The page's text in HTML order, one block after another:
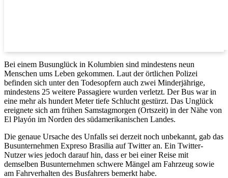
Bei einem Busunglück in Kolumbien sind mindestens neun
Menschen ums Leben gekommen. Laut der örtlichen Polizei
befinden sich unter den Todesopfern auch zwei Minderjährige,
mindestens 25 weitere Passagiere wurden verletzt. Der Bus war in
eine mehr als hundert Meter tiefe Schlucht gestürzt. Das Unglück
ereignete sich am frühen Samstagmorgen (Ortszeit) in der Nähe von
El Playón im Norden des südamerikanischen Landes.
Die genaue Ursache des Unfalls sei derzeit noch unbekannt, gab das
Busunternehmen Expreso Brasilia auf Twitter an. Ein Twitter-
Nutzer wies jedoch darauf hin, dass er bei einer Reise mit
demselben Busunternehmen schwere Mängel am Fahrzeug sowie
am Fahrverhalten des Busfahrers bemerkt habe.